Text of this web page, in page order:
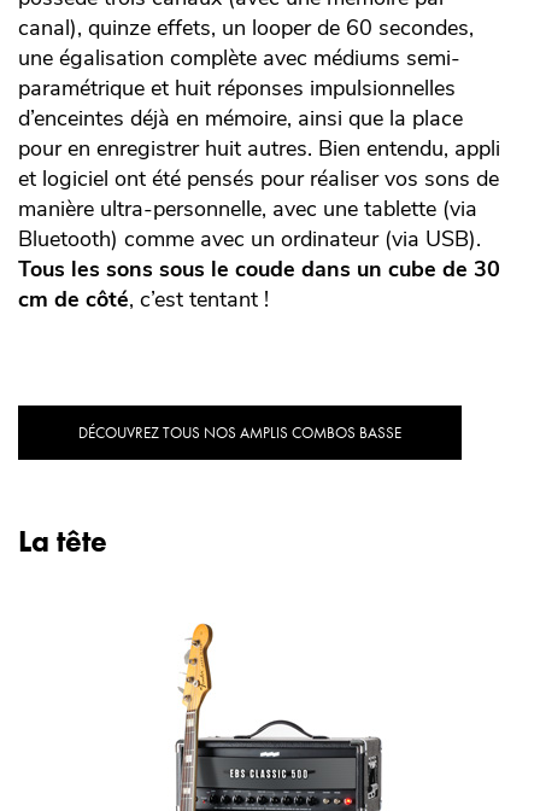
canal), quinze effets, un looper de 60 secondes,
une égalisation complète avec médiums semi-
paramétrique et huit réponses impulsionnelles
d’enceintes déjà en mémoire, ainsi que la place
pour en enregistrer huit autres. Bien entendu, appli
et logiciel ont été pensés pour réaliser vos sons de
manière ultra-personnelle, avec une tablette (via
Bluetooth) comme avec un ordinateur (via USB).
Tous les sons sous le coude dans un cube de 30
cm de côté, c’est tentant !
DÉCOUVREZ TOUS NOS AMPLIS COMBOS BASSE
La tête